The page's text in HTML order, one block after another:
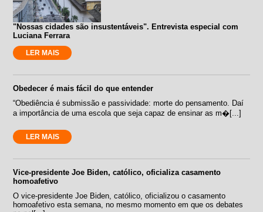
"Nossas cidades são insustentáveis". Entrevista especial com
Luciana Ferrara
LER MAIS
Obedecer é mais fácil do que entender
“Obediência é submissão e passividade: morte do pensamento. Daí
a importância de uma escola que seja capaz de ensinar as m�[...]
LER MAIS
Vice-presidente Joe Biden, católico, oficializa casamento
homoafetivo
O vice-presidente Joe Biden, católico, oficializou o casamento
homoafetivo esta semana, no mesmo momento em que os debates